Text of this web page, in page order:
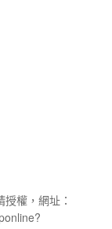
權，網址：